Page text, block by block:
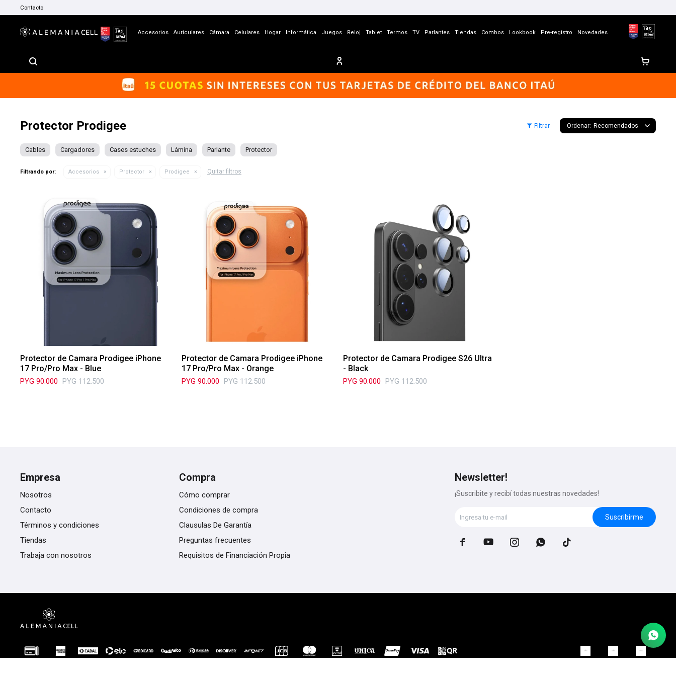
Accesorios Auriculares Cámara Celulares Hogar Informática Juegos Reloj Tablet Termos TV Parlantes Tiendas Combos Lookbook Pre-registro Novedades
Contacto
Protector Prodigee Recomendados
Cables Cargadores Cases estuches Lámina Parlante Protector
Filtrando por: Accesorios Protector Prodigee Quitar filtros
Protector de Camara Prodigee iPhone
17 Pro/Pro Max - Blue
PYG 90.000 PYG 112.500
Protector de Camara Prodigee iPhone
17 Pro/Pro Max - Orange
PYG 90.000 PYG 112.500
Protector de Camara Prodigee S26 Ultra
- Black
PYG 90.000 PYG 112.500
Empresa
Nosotros
Contacto
Términos y condiciones
Tiendas
Trabaja con nosotros
Compra
Cómo comprar
Condiciones de compra
Clausulas De Garantía
Preguntas frecuentes
Requisitos de Financiación Propia
Newsletter!
¡Suscribite y recibí todas nuestras novedades!
Suscribirme
    